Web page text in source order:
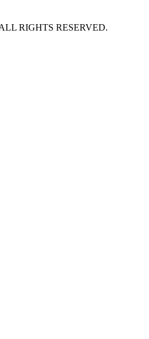
RIGHTS RESERVED.